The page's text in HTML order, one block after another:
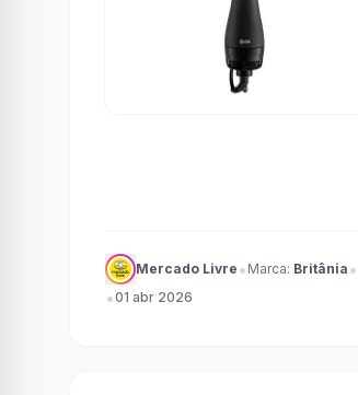
Mercado Livre • Marca: Britânia •
•01 abr 2026